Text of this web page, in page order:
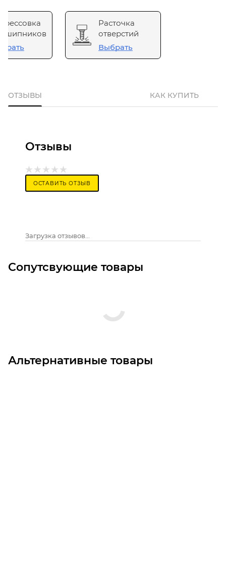
Расточка
отверстий
Выбрать
ОТЗЫВЫ КАК КУПИТЬ
Отзывы
ОСТАВИТЬ ОТЗЫВ
Загрузка отзывов...
Сопутсвующие товары
Альтернативные товары